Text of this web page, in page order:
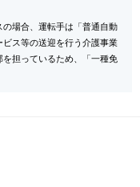
場合、運転手は「普通自動
ス等の送迎を行う介護事業
担っているため、「一種免